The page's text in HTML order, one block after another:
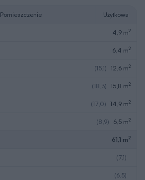
Pomieszczenie Użytkowa
4,9 m2
6,4 m2
(15,1) 12,6 m2
(18,3) 15,8 m2
(17,0) 14,9 m2
(8,9) 6,5 m2
61,1 m2
(7,1)
(6,5)